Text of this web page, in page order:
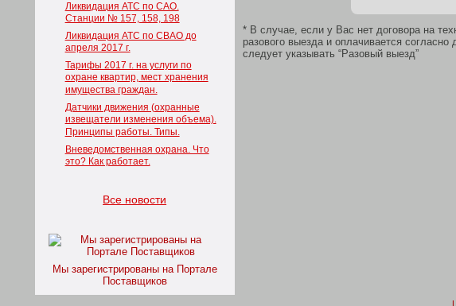
Ликвидация АТС по САО.
Станции № 157, 158, 198
Ликвидация АТС по СВАО до
апреля 2017 г.
Тарифы 2017 г. на услуги по
охране квартир, мест хранения
имущества граждан.
Датчики движения (охранные
извещатели изменения объема).
Принципы работы. Типы.
Вневедомственная охрана. Что
это? Как работает.
Все новости
Мы зарегистрированы на Портале
Поставщиков
* В случае, если у Вас нет договора на
разового выезда и оплачивается
следует указывать “Разовый выезд”